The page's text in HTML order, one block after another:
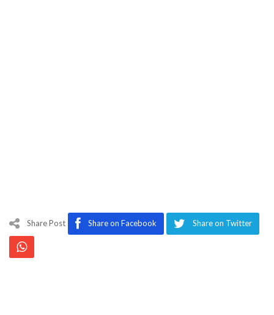
Share Post Share on Facebook Share on Twitter